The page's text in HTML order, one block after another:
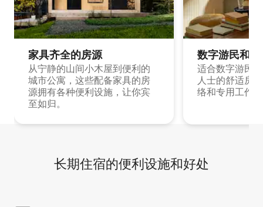
家具齐全的房源
从宁静的山间小木屋到便利的
城市公寓，这些配备家具的房
源拥有各种便利设施，让你宾
至如归。
数字游民和
适合数字游民
人士的舒适房
络和专用工作
长期住宿的便利设施和好处